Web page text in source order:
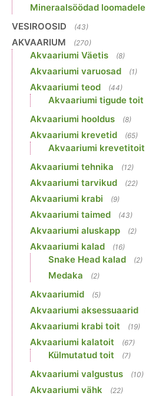
Mineraalsöödad loomadele
VESIROOSID (43)
AKVAARIUM (270)
Akvaariumi Väetis (8)
Akvaariumi varuosad (1)
Akvaariumi teod (44)
Akvaariumi tigude toit
Akvaariumi hooldus (8)
Akvaariumi krevetid (65)
Akvaariumi krevetitoit
Akvaariumi tehnika (12)
Akvaariumi tarvikud (22)
Akvaariumi krabi (9)
Akvaariumi taimed (43)
Akvaariumi aluskapp (2)
Akvaariumi kalad (16)
Snake Head kalad (2)
Medaka (2)
Akvaariumid (5)
Akvaariumi aksessuaarid
Akvaariumi krabi toit (19)
Akvaariumi kalatoit (67)
Külmutatud toit (7)
Akvaariumi valgustus (10)
Akvaariumi vähk (22)